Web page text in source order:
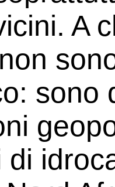
A
sono
di